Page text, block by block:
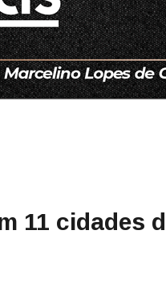
11 cidades